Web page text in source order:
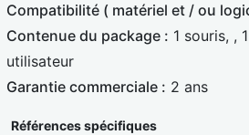
Compatibilité ( matériel et / ou
Contenue du package : 1 souris, ,
utilisateur
Garantie commerciale : 2 ans
Références spécifiques